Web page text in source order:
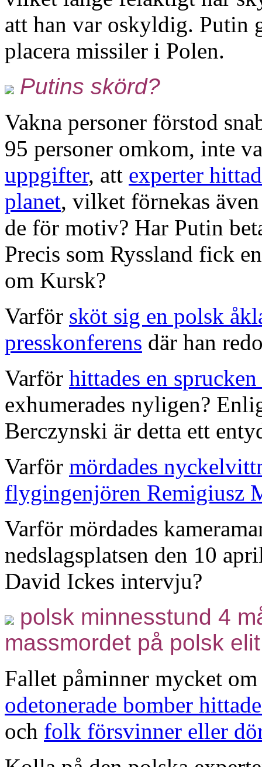
att han var oskyldig. Putin
placera missiler i Polen.
Putins skörd?
Vakna personer förstod
95 personer omkom, inte
uppgifter, att experter
planet, vilket förnekas
de för motiv? Har Putin
Precis som Ryssland fick
om Kursk?
Varför sköt sig en polsk
presskonferens där han
Varför hittades en
exhumerades nyligen?
Berczynski är detta ett
Varför mördades
flygingenjören Remigiusz
Varför mördades
nedslagsplatsen den 10
David Ickes intervju?
polsk minnesstund 4
massmordet på polsk
Fallet påminner mycket
odetonerade bomber
och folk försvinner eller